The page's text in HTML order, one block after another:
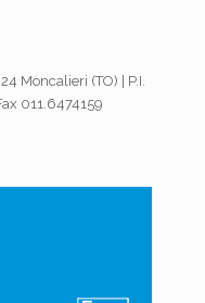
Moncalieri (TO) | P.I.
011.6474159